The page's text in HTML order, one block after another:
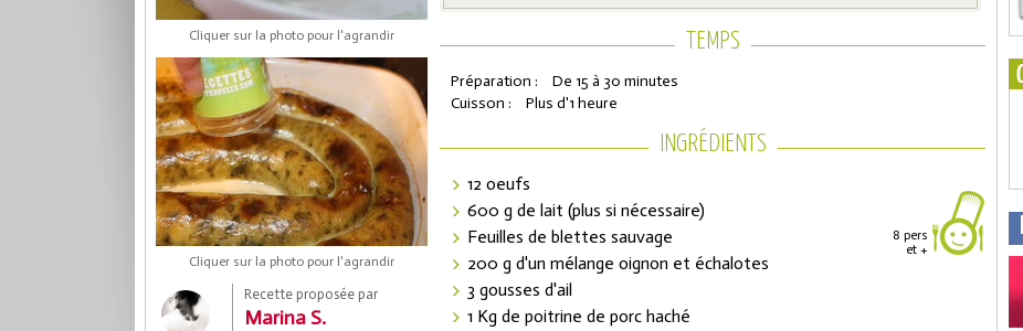
Cliquer sur la photo pour l'agrandir
Cliquer sur la photo pour l'agrandir
Recette proposée par
Marina S.
TEMPS
Préparation :
De 15 à 30 minutes
Cuisson :
Plus d'1 heure
INGRÉDIENTS
8 pers
et +
12 oeufs
600 g de lait (plus si nécessaire)
Feuilles de blettes sauvage
200 g d'un mélange oignon et échalotes
3 gousses d'ail
1 Kg de poitrine de porc haché
Coupons de réduction